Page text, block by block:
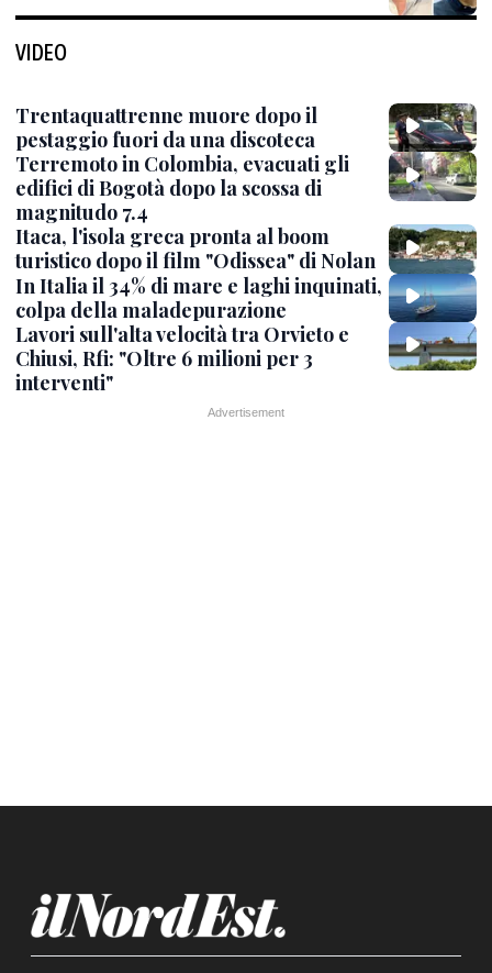
VIDEO
Trentaquattrenne muore dopo il
pestaggio fuori da una discoteca
Terremoto in Colombia, evacuati gli
edifici di Bogotà dopo la scossa di
magnitudo 7.4
Itaca, l'isola greca pronta al boom
turistico dopo il film "Odissea" di Nolan
In Italia il 34% di mare e laghi inquinati,
colpa della maladepurazione
Lavori sull'alta velocità tra Orvieto e
Chiusi, Rfi: "Oltre 6 milioni per 3
interventi"